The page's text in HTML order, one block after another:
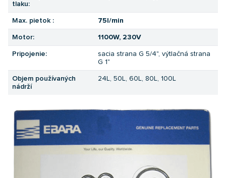
tlaku:
Max. pietok : 75l/min
Motor: 1100W, 230V
Pripojenie:
sacia strana G 5/4", výtlačná strana
G 1"
Objem používaných
nádrží
24L, 50L, 60L, 80L, 100L